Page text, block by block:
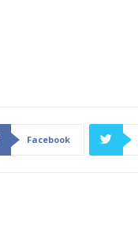
Facebook